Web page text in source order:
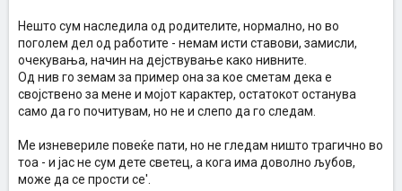
Нешто сум наследила од родителите, нормално, но во
поголем дел од работите - немам исти ставови, замисли,
очекувања, начин на дејствување како нивните.
Од нив го земам за пример она за кое сметам дека е
својствено за мене и мојот карактер, остатокот останува
само да го почитувам, но не и слепо да го следам.
Ме изневериле повеќе пати, но не гледам ништо трагично во
тоа - и јас не сум дете светец, а кога има доволно љубов,
може да се прости се'.